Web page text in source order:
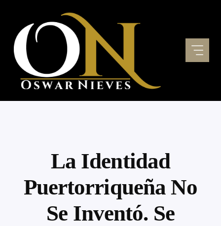
content
La Identidad
Puertorriqueña No
Se Inventó. Se